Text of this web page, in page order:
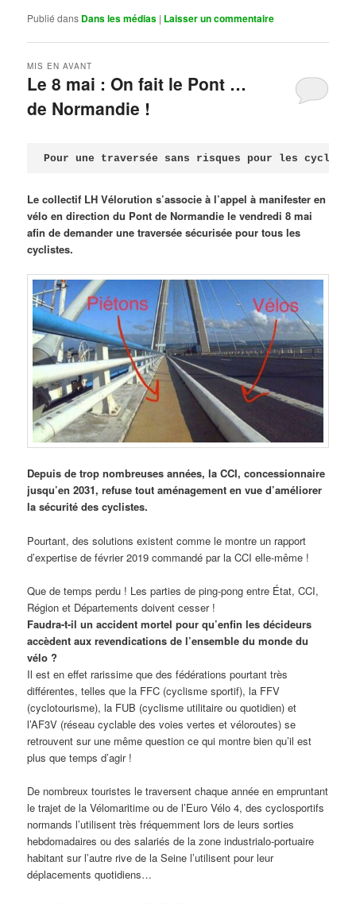
Publié dans Dans les médias | Laisser un commentaire
Le 8 mai : On fait le Pont …
de Normandie !
MIS EN AVANT
Pour une traversée sans risques pour les
Le collectif LH Vélorution s’associe à l’appel à manifester en
vélo en direction du Pont de Normandie le vendredi 8 mai
afin de demander une traversée sécurisée pour tous les
cyclistes.
Depuis de trop nombreuses années, la CCI, concessionnaire
jusqu’en 2031, refuse tout aménagement en vue d’améliorer
la sécurité des cyclistes.
Pourtant, des solutions existent comme le montre un rapport
d’expertise de février 2019 commandé par la CCI elle-même !
Que de temps perdu ! Les parties de ping-pong entre État, CCI,
Région et Départements doivent cesser !
Faudra-t-il un accident mortel pour qu’enfin les décideurs
accèdent aux revendications de l’ensemble du monde du
vélo ?
Il est en effet rarissime que des fédérations pourtant très
différentes, telles que la FFC (cyclisme sportif), la FFV
(cyclotourisme), la FUB (cyclisme utilitaire ou quotidien) et
l’AF3V (réseau cyclable des voies vertes et véloroutes) se
retrouvent sur une même question ce qui montre bien qu’il est
plus que temps d’agir !
De nombreux touristes le traversent chaque année en empruntant
le trajet de la Vélomaritime ou de l’Euro Vélo 4, des cyclosportifs
normands l’utilisent très fréquemment lors de leurs sorties
hebdomadaires ou des salariés de la zone industrialo-portuaire
habitant sur l’autre rive de la Seine l’utilisent pour leur
déplacements quotidiens…